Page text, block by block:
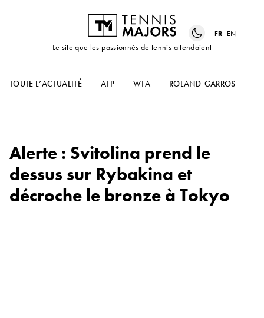
Le site que les passionnés de tennis attendaient
FR EN
TOUTE L’ACTUALITÉ ATP WTA ROLAND-GARROS
Alerte : Svitolina prend le
dessus sur Rybakina et
décroche le bronze à Tokyo